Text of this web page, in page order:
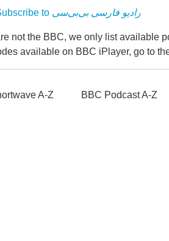
to رادیو فارسی بی‌بی‌سی
not the BBC, we only list available
available on BBC iPlayer, go to
A-Z BBC Podcast A-Z